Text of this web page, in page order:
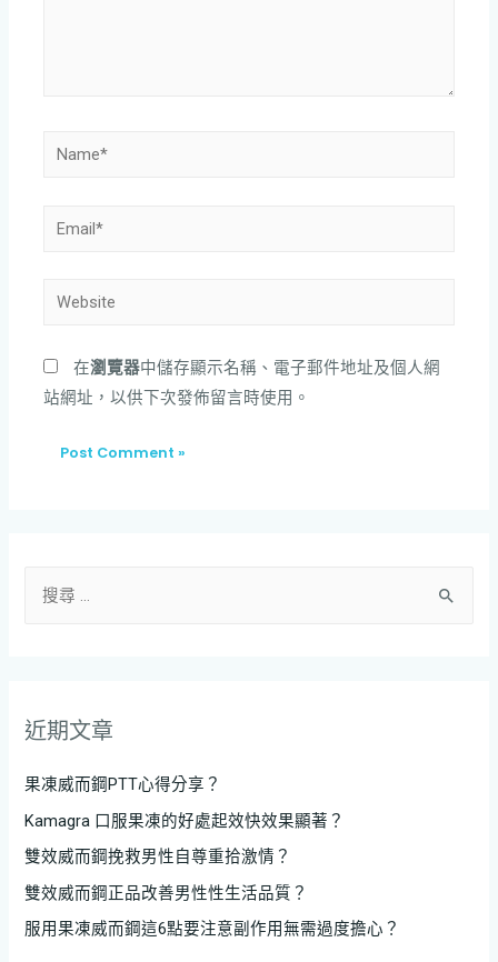
在瀏覽器中儲存顯示名稱、電子郵件地址及個人網
站網址，以供下次發佈留言時使用。
近期文章
果凍威而鋼PTT心得分享？
Kamagra 口服果凍的好處起效快效果顯著？
雙效威而鋼挽救男性自尊重拾激情？
雙效威而鋼正品改善男性性生活品質？
服用果凍威而鋼這6點要注意副作用無需過度擔心？